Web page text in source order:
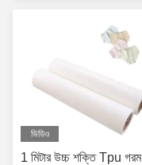
ভিডিও
1 মিটার উচ্চ শক্তি Tpu গরম